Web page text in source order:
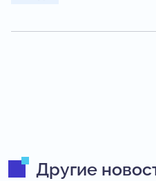
Другие